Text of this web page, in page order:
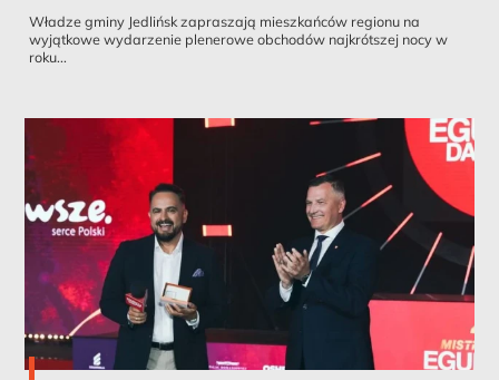
Władze gminy Jedlińsk zapraszają mieszkańców regionu na
wyjątkowe wydarzenie plenerowe obchodów najkrótszej nocy w
roku...